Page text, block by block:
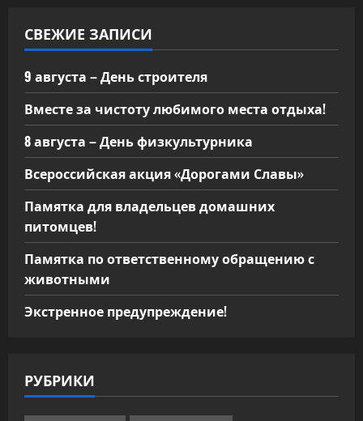
СВЕЖИЕ ЗАПИСИ
9 августа – День строителя
Вместе за чистоту любимого места отдыха!
8 августа – День физкультурника
Всероссийская акция «Дорогами Славы»
Памятка для владельцев домашних
питомцев!
Памятка по ответственному обращению с
животными
Экстренное предупреждение!
РУБРИКИ